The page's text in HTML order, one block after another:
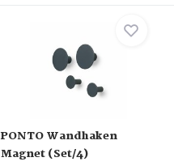
PONTO Wandhaken
Magnet (Set/4)